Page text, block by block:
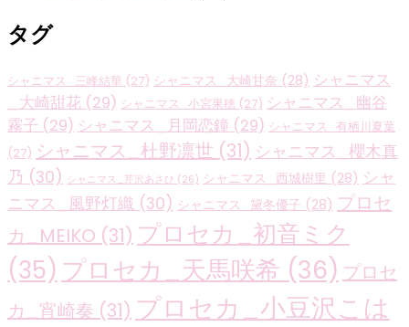
タグ
シャニマス_三峰結華 (27) シャニマス_大崎甘奈 (28) シャニマス
_大崎甜花 (29) シャニマス_小宮果穂 (27) シャニマス_幽谷
霧子 (29) シャニマス_月岡恋鐘 (29) シャニマス_有栖川夏葉
(27) シャニマス_杜野凛世 (31) シャニマス_櫻木真
乃 (30) シャニマス_芹沢あさひ (26) シャニマス_西城樹里 (28) シャ
ニマス_風野灯織 (30) シャニマス_黛冬優子 (28) プロセ
カ_MEIKO (31) プロセカ_初音ミク
(35) プロセカ_天馬咲希 (36) プロセ
カ_宵崎奏 (31) プロセカ_小豆沢こは